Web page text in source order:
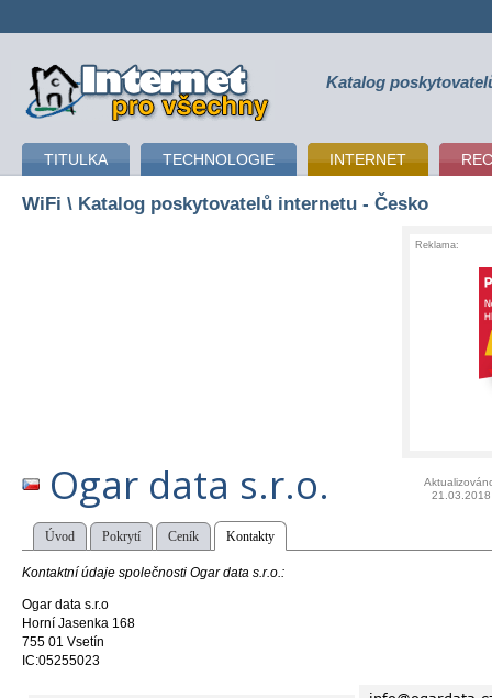
připojení k internetu Katalog
TITULKA TECHNOLOGIE INTERNET
WiFi \ Katalog poskytovatelů internetu - Česko
Reklama:
Ogar data s.r.o.
21.03.2018
Úvod Pokrytí Ceník Kontakty
Kontaktní údaje společnosti Ogar data s.r.o.:
Ogar data s.r.o
Horní Jasenka 168
755 01 Vsetín
IC:05255023